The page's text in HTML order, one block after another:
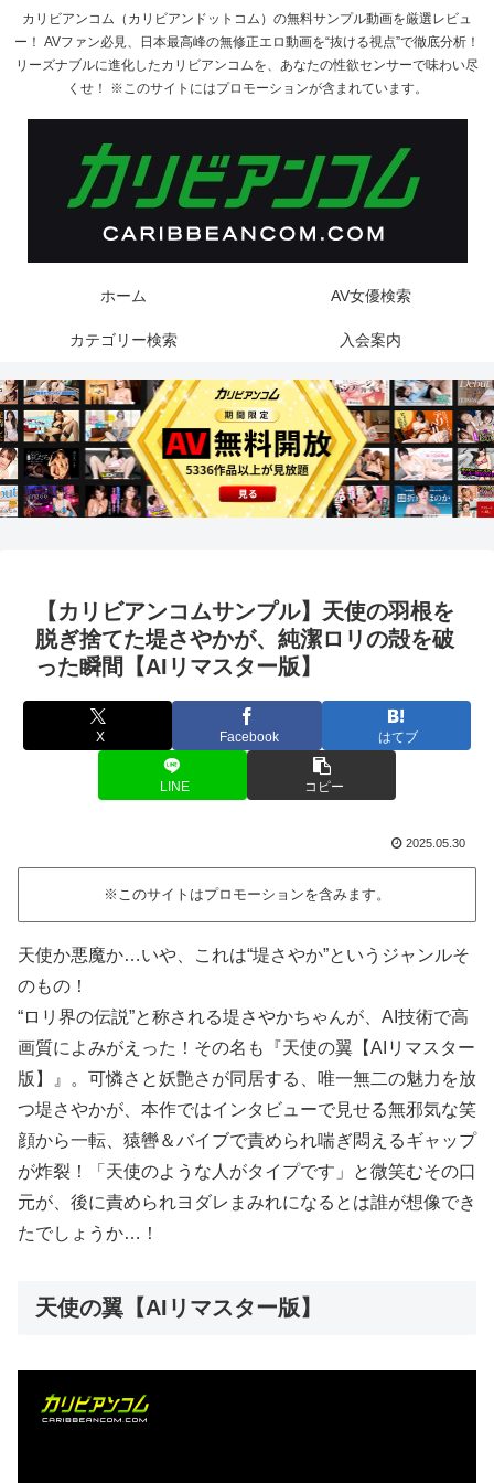
カリビアンコム（カリビアンドットコム）の無料サンプル動画を厳選レビュ
ー！ AVファン必見、日本最高峰の無修正エロ動画を“抜ける視点”で徹底分析！
リーズナブルに進化したカリビアンコムを、あなたの性欲センサーで味わい尽
くせ！ ※このサイトにはプロモーションが含まれています。
ホーム AV女優検索
カテゴリー検索 入会案内
【カリビアンコムサンプル】天使の羽根を
脱ぎ捨てた堤さやかが、純潔ロリの殻を破
った瞬間【AIリマスター版】
X Facebook はてブ
LINE コピー
2025.05.30
※このサイトはプロモーションを含みます。
天使か悪魔か…いや、これは“堤さやか”というジャンルそ
のもの！
“ロリ界の伝説”と称される堤さやかちゃんが、AI技術で高
画質によみがえった！その名も『天使の翼【AIリマスター
版】』。可憐さと妖艶さが同居する、唯一無二の魅力を放
つ堤さやかが、本作ではインタビューで見せる無邪気な笑
顔から一転、猿轡＆バイブで責められ喘ぎ悶えるギャップ
が炸裂！「天使のような人がタイプです」と微笑むその口
元が、後に責められヨダレまみれになるとは誰が想像でき
たでしょうか…！
天使の翼【AIリマスター版】